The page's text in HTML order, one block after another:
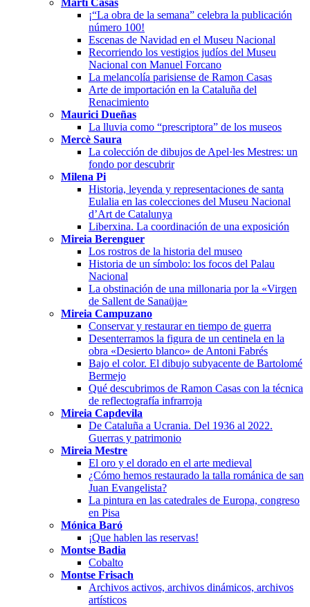
¡“La obra de la semana” celebra la publicación
número 100!
Escenas de Navidad en el Museu Nacional
Recorriendo los vestigios judíos del Museu
Nacional con Manuel Forcano
La melancolía parisiense de Ramon Casas
Arte de importación en la Cataluña del
Renacimiento
Maurici Dueñas
La lluvia como “prescriptora” de los museos
Mercè Saura
La colección de dibujos de Apel·les Mestres: un
fondo por descubrir
Milena Pi
Historia, leyenda y representaciones de santa
Eulalia en las colecciones del Museu Nacional
d’Art de Catalunya
Liberxina. La coordinación de una exposición
Mireia Berenguer
Los rostros de la historia del museo
Historia de un símbolo: los focos del Palau
Nacional
La obstinación de una millonaria por la «Virgen
de Sallent de Sanaüja»
Mireia Campuzano
Conservar y restaurar en tiempo de guerra
Desenterramos la figura de un centinela en la
obra «Desierto blanco» de Antoni Fabrés
Bajo el color. El dibujo subyacente de Bartolomé
Bermejo
Qué descubrimos de Ramon Casas con la técnica
de reflectografía infrarroja
Mireia Capdevila
De Cataluña a Ucrania. Del 1936 al 2022.
Guerras y patrimonio
Mireia Mestre
El oro y el dorado en el arte medieval
¿Cómo hemos restaurado la talla románica de san
Juan Evangelista?
La pintura en las catedrales de Europa, congreso
en Pisa
Mónica Baró
¡Que hablen las reservas!
Montse Badia
Cobalto
Montse Frisach
Archivos activos, archivos dinámicos, archivos
artísticos